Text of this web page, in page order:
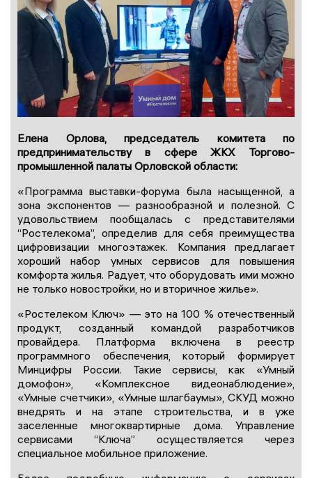
Елена Орлова, председатель комитета по
предпринимательству в сфере ЖКХ Торгово-
промышленной палаты Орловской области:
«Программа выставки-форума была насыщенной, а
зона экспонентов — разнообразной и полезной. С
удовольствием пообщалась с представителями
“Ростелекома”, определив для себя преимущества
цифровизации многоэтажек. Компания предлагает
хороший набор умных сервисов для повышения
комфорта жилья. Радует, что оборудовать ими можно
не только новостройки, но и вторичное жилье».
«Ростелеком Ключ» — это на 100 % отечественный
продукт, созданный командой разработчиков
провайдера. Платформа включена в реестр
программного обеспечения, который формирует
Минцифры России. Такие сервисы, как «Умный
домофон», «Комплексное видеонаблюдение»,
«Умные счетчики», «Умные шлагбаумы», СКУД можно
внедрять и на этапе строительства, и в уже
заселенные многоквартирные дома. Управление
сервисами “Ключа” осуществляется через
специальное мобильное приложение.